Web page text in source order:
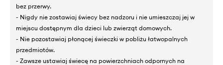
bez przerwy.
- Nigdy nie zostawiaj świecy bez nadzoru i nie umieszczaj jej w
miejscu dostępnym dla dzieci lub zwierząt domowych.
- Nie pozostawiaj płonącej świeczki w pobliżu łatwopalnych
przedmiotów.
- Zawsze ustawiaj świecę na powierzchniach odpornych na